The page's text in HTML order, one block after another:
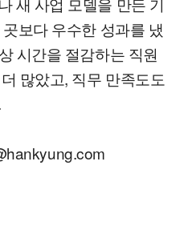
보다 우수한 성과를 냈
시간을 절감하는 직원
많았고, 직무 만족도도